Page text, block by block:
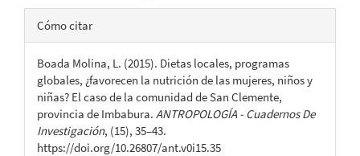
Detalles
del
artículo
Cómo citar
Boada Molina, L. (2015). Dietas locales, programas
globales, ¿favorecen la nutrición de las mujeres, niños y
niñas? El caso de la comunidad de San Clemente,
provincia de Imbabura. ANTROPOLOGÍA - Cuadernos De
Investigación, (15), 35–43.
https://doi.org/10.26807/ant.v0i15.35